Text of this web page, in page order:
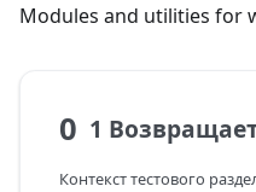
Modules and utilities for
0